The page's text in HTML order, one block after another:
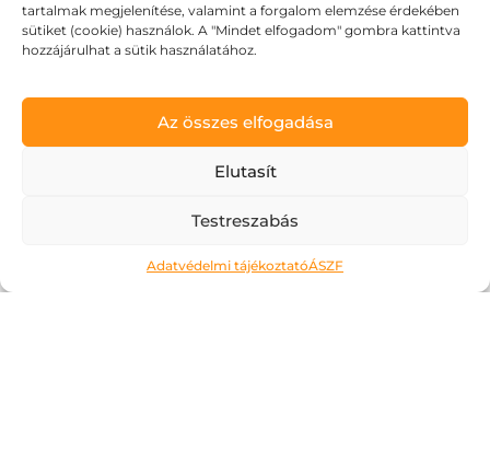
tartalmak megjelenítése, valamint a forgalom elemzése érdekében
sütiket (cookie) használok. A "Mindet elfogadom" gombra kattintva
hozzájárulhat a sütik használatához.
Az összes elfogadása
Elutasít
Testreszabás
Adatvédelmi tájékoztatóÁSZF